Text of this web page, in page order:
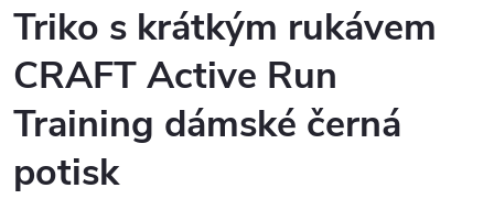
Triko s krátkým rukávem
CRAFT Active Run
Training dámské černá
potisk